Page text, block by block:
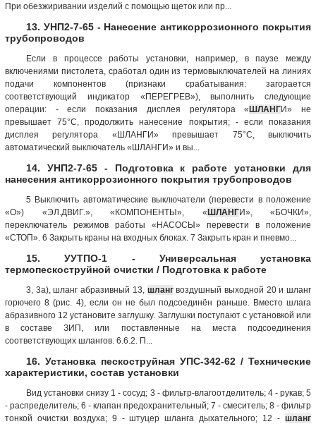
При обезжиривании изделий с помощью щеток или пр...
13. УНП2-7-65 - Нанесение антикоррозионного покрытия
трубопроводов
Если в процессе работы установки, например, в паузе между
включениями пистолета, сработал один из термовыключателей на линиях
подачи компонентов (признаки срабатывания: загорается
соответствующий индикатор «ПЕРЕГРЕВ»), выполнить следующие
операции: - если показания дисплея регулятора «ШЛАНГИ» не
превышает 75°С, продолжить нанесение покрытия; - если показания
дисплея регулятора «ШЛАНГИ» превышает 75°С, выключить
автоматический выключатель «ШЛАНГИ» и вы...
14. УНП2-7-65 - Подготовка к работе установки для
нанесения антикоррозионного покрытия трубопроводов
5 Выключить автоматические выключатели (перевести в положение
«О») «ЭЛ.ДВИГ.», «КОМПОНЕНТЫ», «ШЛАНГИ», «БОЧКИ»,
переключатель режимов работы «НАСОСЫ» перевести в положение
«СТОП». 6 Закрыть краны на входных блоках. 7 Закрыть кран и пневмо...
15. УУТПО-1 - Универсальная установка
термопескоструйной очистки / Подготовка к работе
3, 3а), шланг абразивный 13, шлангвоздушный выходной 20 и шланг
горючего 8 (рис. 4), если он не был подсоединён раньше. Вместо шлага
абразивного 12 установите заглушку. Заглушки поступают с установкой или
в составе ЗИП, или поставленные на места подсоединения
соответствующих шлангов. 6.6.2. П...
16. Установка пескоструйная УПС-342-62 / Технические
характеристики, состав установки
Вид установки снизу 1 - сосуд; 3 - фильтр-влагоотделитель; 4 - рукав; 5
- распределитель; 6 - клапан предохранительный; 7 - смеситель; 8 - фильтр
тонкой очистки воздуха; 9 - штуцер шланга дыхательного; 12 - шланг